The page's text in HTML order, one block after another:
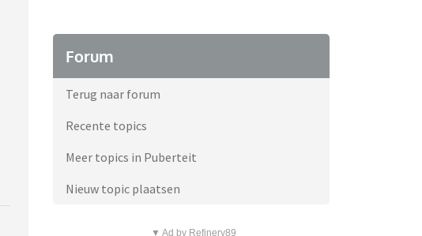
Forum
Terug naar forum
Recente topics
Meer topics in Puberteit
Nieuw topic plaatsen
▼ Ad by Refinery89